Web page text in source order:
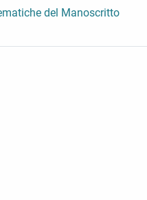
del Manoscritto